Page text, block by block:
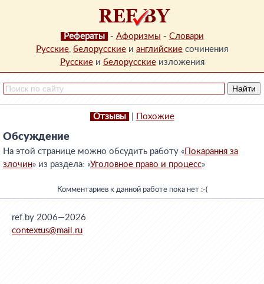
Рефераты - Афоризмы - Словари
Русские, белорусские и английские сочинения
Русскиеи белорусскиеизложения
Отзывы Похожие
Обсуждение
На этой странице можно обсудить работу « Покарання за
злочин» из раздела: «Уголовное право и процесс»
Комментариев к данной работе пока нет :-(
ref.by 2006—2026
contextus@mail.ru